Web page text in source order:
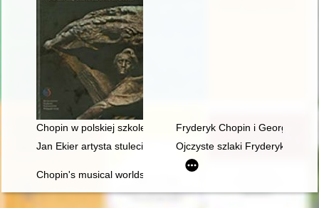
Chopin w polskiej szkole i kulturzeFryderyk Chopin i George
Jan Ekier artysta stulecia - w darze Chopinowi. Księga
Ojczyste szlaki Fryderyka
Chopin's musical worlds the 1840's